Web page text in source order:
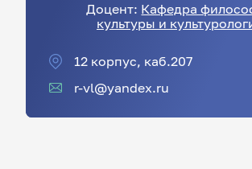
Доцент: Кафедра
культуры и
12 корпус, каб.207
r-vl@yandex.ru